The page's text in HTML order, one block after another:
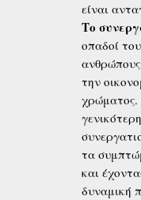
είναι
Το
οπαδοί
ανθρώπους
την
χρώματος.
τα
και
δυναμική